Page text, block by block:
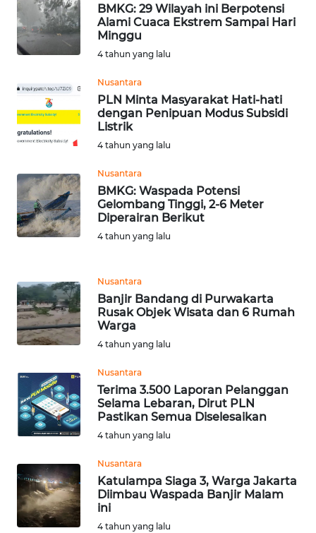
BMKG: 29 Wilayah ini Berpotensi
Alami Cuaca Ekstrem Sampai Hari
Minggu
4 tahun yang lalu
Nusantara
PLN Minta Masyarakat Hati-hati
dengan Penipuan Modus Subsidi
Listrik
4 tahun yang lalu
Nusantara
BMKG: Waspada Potensi
Gelombang Tinggi, 2-6 Meter
Diperairan Berikut
4 tahun yang lalu
Nusantara
Banjir Bandang di Purwakarta
Rusak Objek Wisata dan 6 Rumah
Warga
4 tahun yang lalu
Nusantara
Terima 3.500 Laporan Pelanggan
Selama Lebaran, Dirut PLN
Pastikan Semua Diselesaikan
4 tahun yang lalu
Nusantara
Katulampa Siaga 3, Warga Jakarta
Diimbau Waspada Banjir Malam
ini
4 tahun yang lalu
WN
CIANJUR
WN
SERIBU
WN
TANGERANG
WN
BINJAI
WN
WN
INDRAMAYU
WN
WN
MAJALENGKA
WN
WN
SUKABUMI